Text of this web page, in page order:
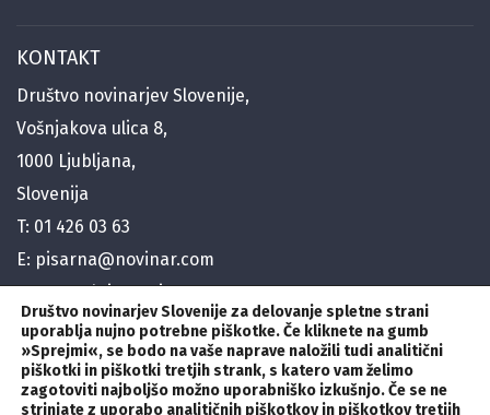
KONTAKT
Društvo novinarjev Slovenije,
Vošnjakova ulica 8,
1000 Ljubljana,
Slovenija
T: 01 426 03 63
E: pisarna@novinar.com
E:generalni@novinar.com
E:stik@novinar.com
SLEDITE NAM
Društvo novinarjev Slovenije za delovanje spletne strani
uporablja nujno potrebne piškotke. Če kliknete na gumb
»Sprejmi«,se bodo na vaše naprave naložili tudi analitični
piškotki in piškotki tretjih strank, s katero vam želimo
zagotoviti najboljšo možno uporabniško izkušnjo. Če se ne
strinjate z uporabo analitičnih piškotkov in piškotkov tretjih